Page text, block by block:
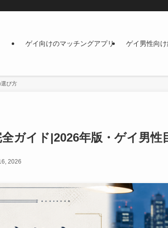
ゲイ向けのマッチングアプリ ゲイ男性向
び方
ガイド|2026年版・ゲイ男性
2026